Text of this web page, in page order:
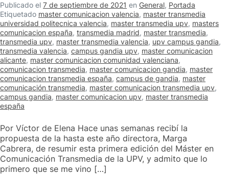
Publicado el 7 de septiembre de 2021 en General, Portada
Etiquetado master comunicacion valencia, master transmedia
universidad politecnica valencia, master transmedia upv, masters
comunicacion españa, transmedia madrid, master transmedia,
transmedia upv, master transmedia valencia, upv campus gandia,
transmedia valencia, campus gandia upv, master comunicacion
alicante, master comunicacion comunidad valenciana,
comunicacion transmedia, master comunicacion gandia, master
comunicacion transmedia españa, campus de gandia, master
comunicación transmedia, master comunicacion transmedia upv,
campus gandia, master comunicacion upv, master transmedia
españa
Por Víctor de Elena Hace unas semanas recibí la
propuesta de la hasta este año directora, Marga
Cabrera, de resumir esta primera edición del Máster en
Comunicación Transmedia de la UPV, y admito que lo
primero que se me vino […]